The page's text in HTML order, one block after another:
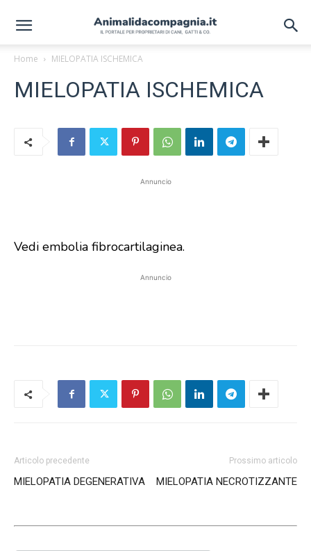
Home MIELOPATIA ISCHEMICA
MIELOPATIA ISCHEMICA
Annuncio
Vedi embolia fibrocartilaginea.
Annuncio
Articolo precedente
MIELOPATIA DEGENERATIVA
Prossimo articolo
MIELOPATIA NECROTIZZANTE